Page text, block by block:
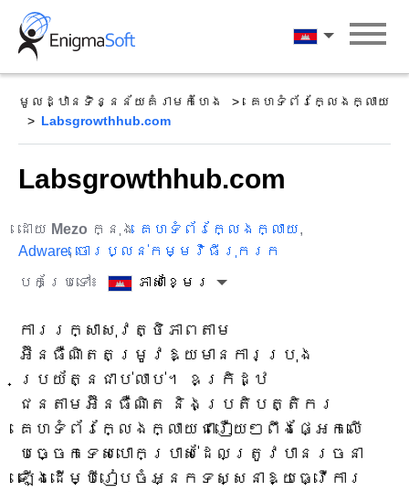
Skip
content
ភាសាខ្មែរ
មូលដ្ឋានទិន្នន័យគំរាមកំហែង
គេហទំព័រក្លែងក្លាយ
Labsgrowthhub.com
Labsgrowthhub.com
ដោយ Mezo ក្នុង គេហទំព័រក្លែងក្លាយ,
Adware, ចោរប្លន់កម្មវិធីរុករក
បកប្រែទៅ៖
ភាសាខ្មែរ
ការរក្សាសុវត្ថិភាពតាម
អ៊ីនធឺណិតតម្រូវឱ្យមានការប្រុង
ប្រយ័ត្នជាប់លាប់។ ឧក្រិដ្ឋ
ជនតាមអ៊ីនធឺណិត និងប្រតិបត្តិករ
គេហទំព័រក្លែងក្លាយជារឿយៗពឹងផ្អែកលើ
បច្ចេកទេសបោកប្រាស់ដែលត្រូវបានរចនា
ឡើងដើម្បីរៀបចំអ្នកទស្សនាឱ្យធ្វើការ